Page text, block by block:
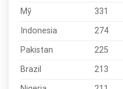
Mỹ
331
Indonesia
274
Pakistan
225
Brazil
213